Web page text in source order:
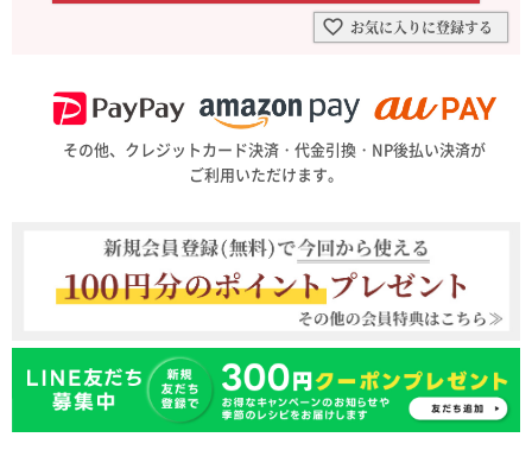
お気に入りに登録する
その他、クレジットカード決済・代金引換・NP後払い決済が
ご利用いただけます。